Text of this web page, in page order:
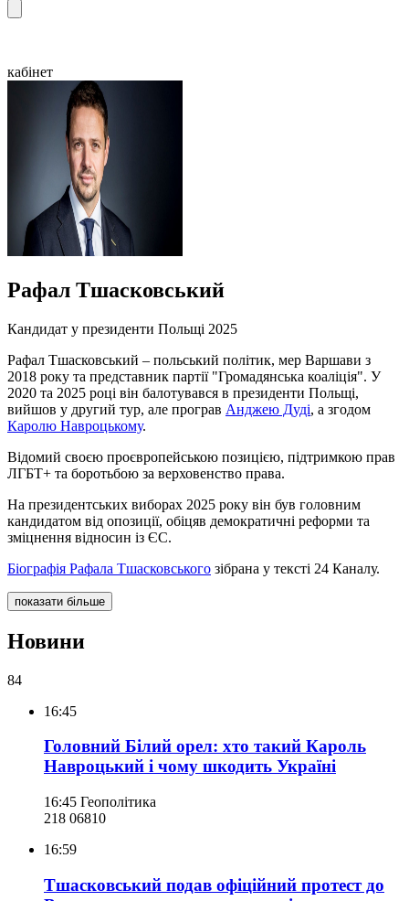
кабінет
Рафал Тшасковський
Кандидат у президенти Польщі 2025
Рафал Тшасковський – польський політик, мер Варшави з
2018 року та представник партії "Громадянська коаліція". У
2020 та 2025 році він балотувався в президенти Польщі,
вийшов у другий тур, але програв Анджею Дуді, а згодом
Каролю Навроцькому.
Відомий своєю проєвропейською позицією, підтримкою прав
ЛГБТ+ та боротьбою за верховенство права.
На президентських виборах 2025 року він був головним
кандидатом від опозиції, обіцяв демократичні реформи та
зміцнення відносин із ЄС.
Біографія Рафала Тшасковського зібрана у тексті 24 Каналу.
показати більше
Новини
84
16:45
Головний Білий орел: хто такий Кароль
Навроцький і чому шкодить Україні
16:45 Геополітика
218 06810
16:59
Тшасковський подав офіційний протест до